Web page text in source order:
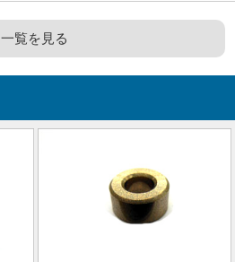
一覧を見る